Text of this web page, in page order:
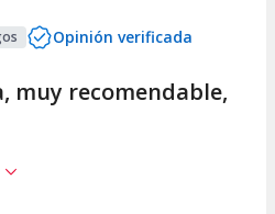
Opinión verificada
muy recomendable,